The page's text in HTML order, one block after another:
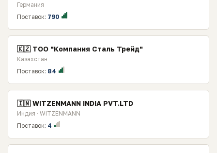
Германия
Поставок: 790
🇰🇿 ТОО "Компания Сталь Трейд"
Казахстан
Поставок: 84
🇮🇳 WITZENMANN INDIA PVT.LTD
Индия · WITZENMANN
Поставок: 4